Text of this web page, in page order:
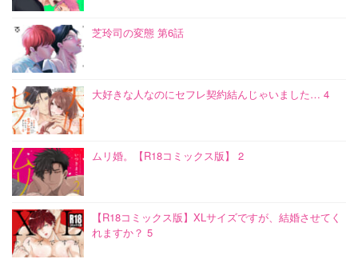
芝玲司の変態 第6話
大好きな人なのにセフレ契約結んじゃいました… 4
ムリ婚。【R18コミックス版】 2
【R18コミックス版】XLサイズですが、結婚させてく
れますか？ 5